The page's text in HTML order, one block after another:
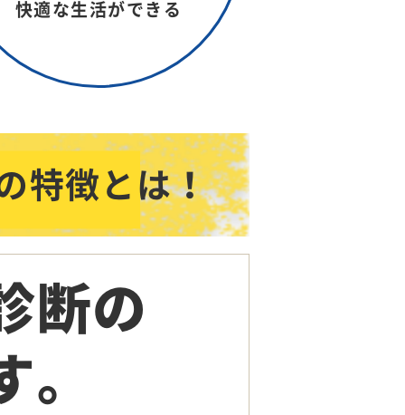
快適な生活ができる
特徴とは！
断の
。